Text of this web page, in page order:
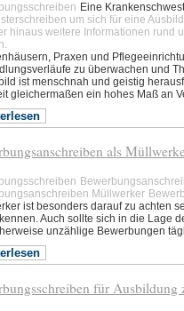
um sich für eine
hinaus weitere Informationen rund
Eine
Praxen und
zu überwachen und
ist menschnah und geistig
gleichermaßen ein hohes Maß an
als
Müllwerker
ist besonders darauf zu achten
Auch sollte sich in die Lage
unzählige Bewerbungen
für Ausbildung